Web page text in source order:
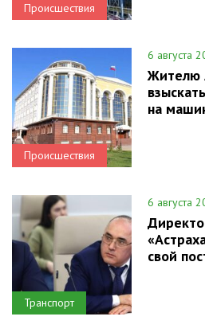
Происшествия
Происшествия
6 августа
Жителю
на
Транспорт
6 августа
свой